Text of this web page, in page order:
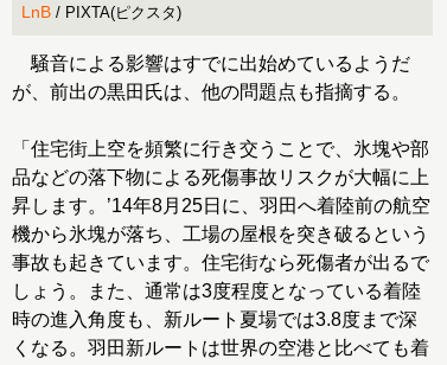
LnB / PIXTA(ピクスタ)
騒音による影響はすでに出始めているようだ
が、前出の黒田氏は、他の問題点も指摘する。
「住宅街上空を頻繁に行き交うことで、氷塊や部
品などの落下物による死傷事故リスクが大幅に上
昇します。’14年8月25日に、羽田へ着陸前の航空
機から氷塊が落ち、工場の屋根を突き破るという
事故も起きています。住宅街なら死傷者が出るで
しょう。また、通常は3度程度となっている着陸
時の進入角度も、新ルート夏場では3.8度まで深
くなる。羽田新ルートは世界の空港と比べても着